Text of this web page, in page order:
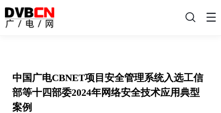
搜
中国广电CBNET项目安全管理系统入选工信
部等十四部委2024年网络安全技术应用典型
案例